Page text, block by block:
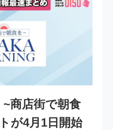
商店街で朝食
が4月1日開始